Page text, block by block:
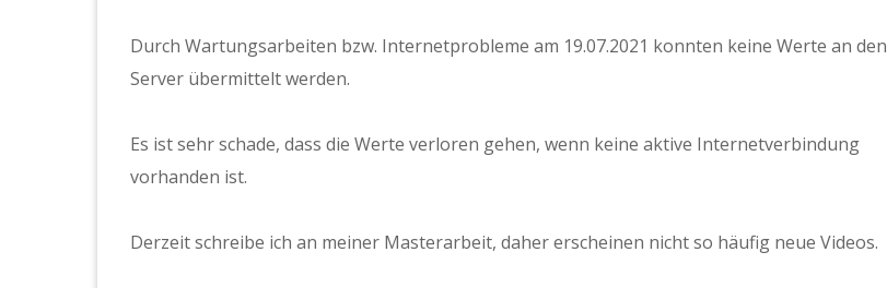
Durch Wartungsarbeiten bzw. Internetprobleme am 19.07.2021 konnten keine Werte an den
Server übermittelt werden.
Es ist sehr schade, dass die Werte verloren gehen, wenn keine aktive Internetverbindung
vorhanden ist.
Derzeit schreibe ich an meiner Masterarbeit, daher erscheinen nicht so häufig neue Videos.